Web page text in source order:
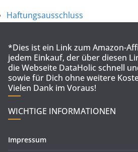
Haftungsausschluss
*Dies ist ein Link zum Amazon-
jedem Einkauf, der über diesen
die Webseite DataHolic schnell
sowie für Dich ohne weitere
Vielen Dank im Voraus!
WICHTIGE INFORMATIONEN
Impressum